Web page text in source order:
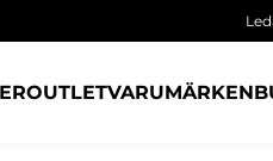
OUTLETVARUMÄRKEN